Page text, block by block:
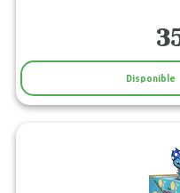
Disponible